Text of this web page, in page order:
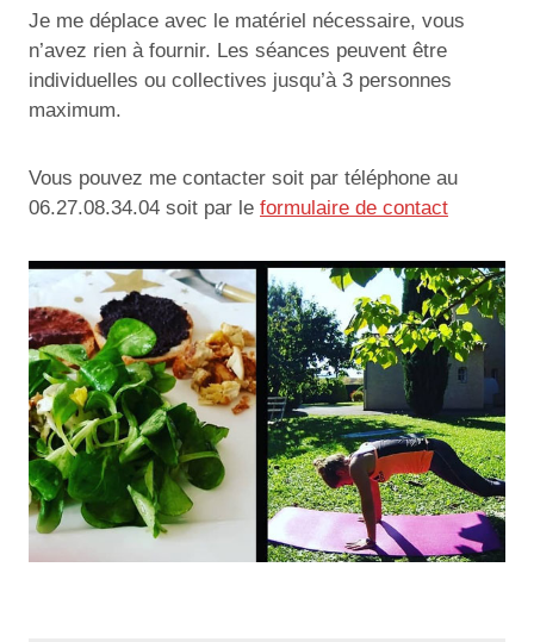
Je me déplace avec le matériel nécessaire, vous
n’avez rien à fournir. Les séances peuvent être
individuelles ou collectives jusqu’à 3 personnes
maximum.
Vous pouvez me contacter soit par téléphone au
06.27.08.34.04 soit par le formulaire de contact